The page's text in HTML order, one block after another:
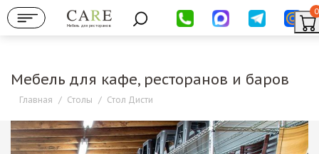
Мебель для ресторанов
0
Мебель для кафе, ресторанов и баров
Главная / Столы / Стол Дисти